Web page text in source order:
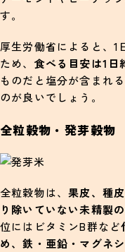
す。
厚生労働省によると、1
ため、 食べる目安は1日
ものだと塩分が含まれる
のが良いでしょう。
全粒穀物・発芽穀物
全粒穀物は、果皮、種
り除いていない未精製
位にはビタミンB群など
め、鉄・亜鉛・マグネ